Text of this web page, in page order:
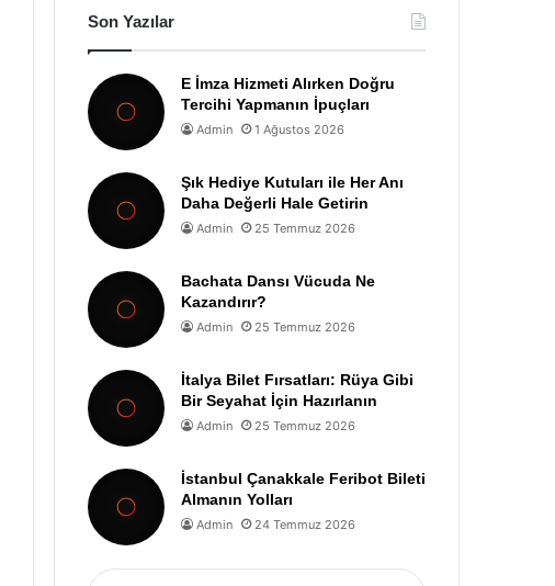
Son Yazılar
E İmza Hizmeti Alırken Doğru
Tercihi Yapmanın İpuçları
Admin 1 Ağustos 2026
Şık Hediye Kutuları ile Her Anı
Daha Değerli Hale Getirin
Admin 25 Temmuz 2026
Bachata Dansı Vücuda Ne
Kazandırır?
Admin 25 Temmuz 2026
İtalya Bilet Fırsatları: Rüya Gibi
Bir Seyahat İçin Hazırlanın
Admin 25 Temmuz 2026
İstanbul Çanakkale Feribot Bileti
Almanın Yolları
Admin 24 Temmuz 2026